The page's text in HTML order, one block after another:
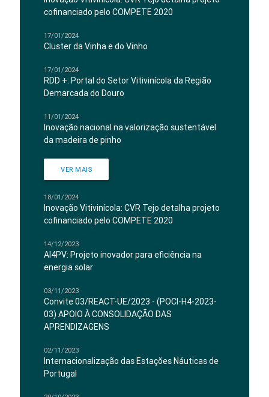
cofinanciado pelo COMPETE 2020
17/01/2024
Cluster da Vinha e do Vinho
17/01/2024
RDD +: Portal do Setor Vitivinícola da Região
Demarcada do Douro
11/01/2024
Inovação nacional na valorização sustentável
da madeira de pinho
VER MAIS
18/01/2024
Inovação Vitivinícola: CVR Tejo detalha projeto
cofinanciado pelo COMPETE 2020
14/12/2023
AI4PV: Projeto inovador para eficiência na
energia solar
03/11/2023
Convite 03/REACT-UE/2023 - (POCI-H4-2023-
03) APOIO À CONSOLIDAÇÃO DAS
APRENDIZAGENS
02/11/2023
Internacionalização das Estações Náuticas de
Portugal